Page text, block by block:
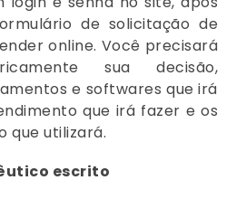
de solicitação de
online. Você precisará
sua decisão,
e softwares que irá
que irá fazer e os
que utilizará.
escrito